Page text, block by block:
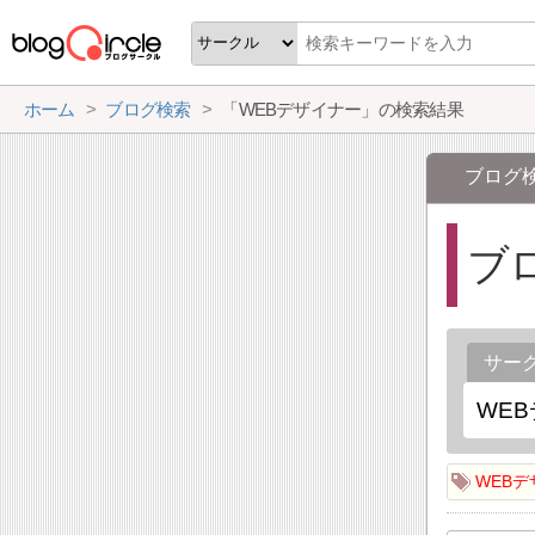
ホーム ブログ検索 「WEBデザイナー」の検索結果
ブログ
ブ
サー
WEBデ